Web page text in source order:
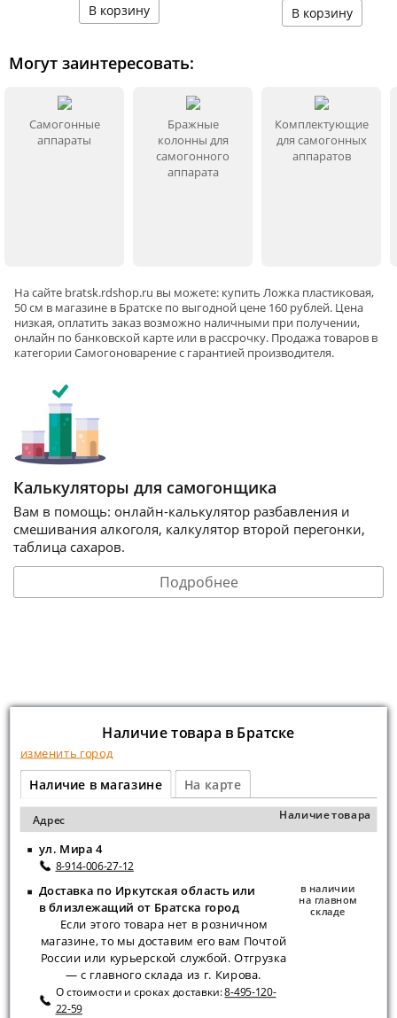
Могут заинтересовать:
Самогонные
аппараты
Бражные
колонны для
самогонного
аппарата
Комплектующие
для самогонных
аппаратов
На сайте bratsk.rdshop.ru вы можете: купить Ложка пластиковая,
50 см в магазине в Братске по выгодной цене 160 рублей. Цена
низкая, оплатить заказ возможно наличными при получении,
онлайн по банковской карте или в рассрочку. Продажа товаров в
категорииСамогоноварениес гарантией производителя.
Калькуляторы для самогонщика
Вам в помощь: онлайн-калькулятор разбавления и
смешивания алкоголя, калкулятор второй перегонки,
таблица сахаров.
Подробнее
Наличие товара в Братске
изменить город
Наличие в магазине На карте
Адрес Наличие товара
ул. Мира 4
8-914-006-27-12
Доставка по Иркутская область или
в близлежащий от Братска город
Если этого товара нет в розничном
магазине, то мы доставим его вам Почтой
России или курьерской службой. Отгрузка
— с главного склада из г. Кирова.
О стоимости и сроках доставки:8-495-120-
22-59
в наличии
на главном
складе